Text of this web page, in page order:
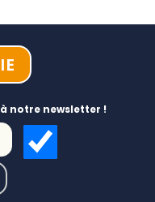
notre newsletter !